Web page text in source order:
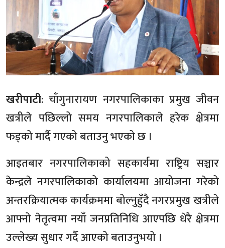
खरीपाटी: चाँगुनारायण नगरपालिकाका प्रमुख जीवन
खत्रीले पछिल्लो समय नगरपालिकाले हरेक क्षेत्रमा
फड्को मार्दै गएको बताउनु भएको छ ।
आइतबार नगरपालिकाको सहकार्यमा राष्ट्रिय सञ्चार
केन्द्रले नगरपालिकाको कार्यालयमा आयोजना गरेको
अन्तरक्रियात्मक कार्यक्रममा बोल्नुहुँदै नगरप्रमुख खत्रीले
आफ्नो नेतृत्वमा नयाँ जनप्रतिनिधि आएपछि धेरै क्षेत्रमा
उल्लेख्य सुधार गर्दै आएको बताउनुभयो ।